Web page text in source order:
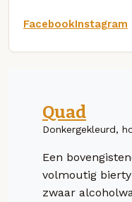
FacebookInstagram
Quad
Donkergekleurd,
Een
volmoutig
zwaar